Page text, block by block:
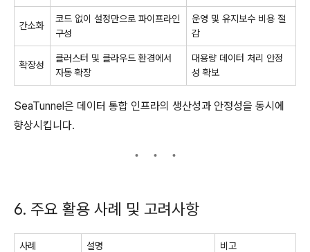
간소화
코드 없이 설정만으로 파이프라인
구성
운영 및 유지보수 비용 절
감
확장성
클러스터 및 클라우드 환경에서
자동 확장
대용량 데이터 처리 안정
성 확보
SeaTunnel은 데이터 통합 인프라의 생산성과 안정성을 동시에
향상시킵니다.
6. 주요 활용 사례 및 고려사항
사례 설명 비고